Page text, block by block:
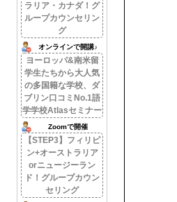
ラリア・カナダ！グ
ループカウンセリン
グ
オンラインで開講♪
ヨーロッパ&南米留
学生たちから大人気
の多国籍な学校、ダ
ブリン口コミNo.1語
学学校Atlasセミナー
Zoomで開催
【STEP3】フィリピ
ン+オーストラリア
orニュージーラン
ド！グループカウン
セリング